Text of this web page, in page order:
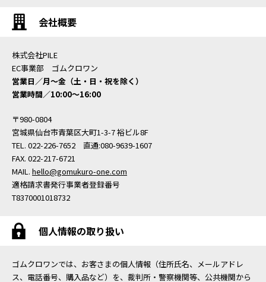
会社概要
株式会社PILE
EC事業部 ゴムクロワン
営業日／月〜金（土・日・祝を除く）
営業時間／10:00〜16:00
〒980-0804
宮城県仙台市青葉区大町1-3-7 裕ビル8F
TEL. 022-226-7652 直通:080-9639-1607
FAX. 022-217-6721
MAIL. hello@gomukuro-one.com
適格請求書発行事業者登録番号
T8370001018732
個人情報の取り扱い
ゴムクロワンでは、お客さまの個人情報（住所氏名、メールアドレ
ス、電話番号、購入品など）を、裁判所・警察機関等、公共機関から